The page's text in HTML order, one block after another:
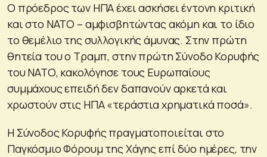
Ο πρόεδρος των ΗΠΑ έχει ασκήσει έντονη κριτική
και στο ΝΑΤΟ – αμφισβητώντας ακόμη και το ίδιο
το θεμέλιο της συλλογικής άμυνας. Στην πρώτη
θητεία του ο Τραμπ, στην πρώτη Σύνοδο Κορυφής
του ΝΑΤΟ, κακολόγησε τους Ευρωπαίους
συμμάχους επειδή δεν δαπανούν αρκετά και
χρωστούν στις ΗΠΑ «τεράστια χρηματικά ποσά».
Η Σύνοδος Κορυφής πραγματοποιείται στο
Παγκόσμιο Φόρουμ της Χάγης επί δύο ημέρες, την